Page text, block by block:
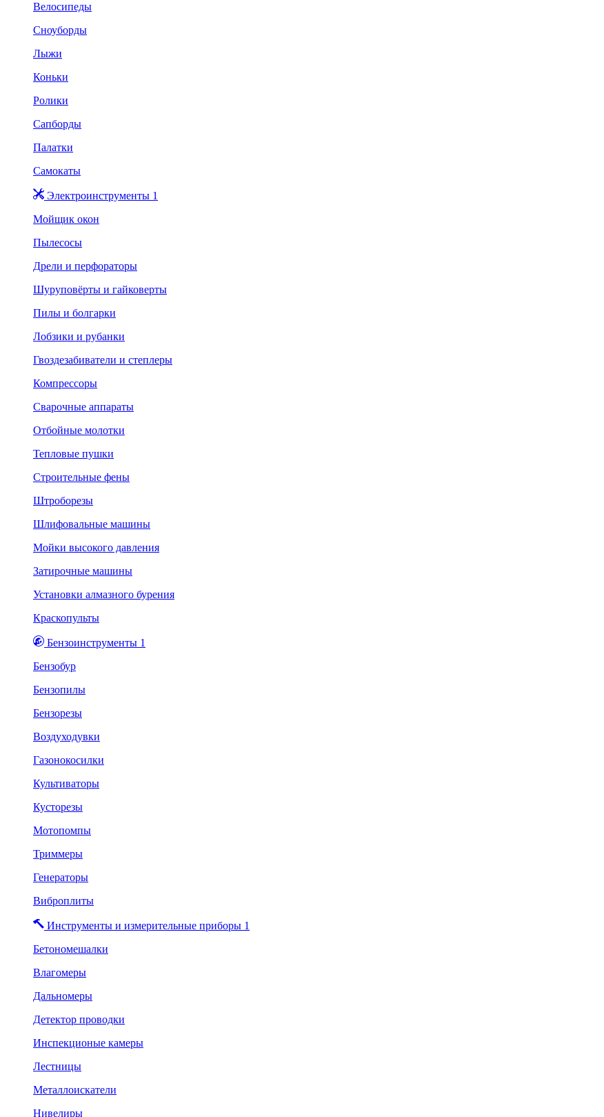
Велосипеды
Сноуборды
Лыжи
Коньки
Ролики
Сапборды
Палатки
Самокаты
Электроинструменты 1
Мойщик окон
Пылесосы
Дрели и перфораторы
Шуруповёрты и гайковерты
Пилы и болгарки
Лобзики и рубанки
Гвоздезабиватели и степлеры
Компрессоры
Сварочные аппараты
Отбойные молотки
Тепловые пушки
Строительные фены
Штроборезы
Шлифовальные машины
Мойки высокого давления
Затирочные машины
Установки алмазного бурения
Краскопульты
Бензоинструменты 1
Бензобур
Бензопилы
Бензорезы
Воздуходувки
Газонокосилки
Культиваторы
Кусторезы
Мотопомпы
Триммеры
Генераторы
Виброплиты
Инструменты и измерительные приборы 1
Бетономешалки
Влагомеры
Дальномеры
Детектор проводки
Инспекционые камеры
Лестницы
Металлоискатели
Нивелиры